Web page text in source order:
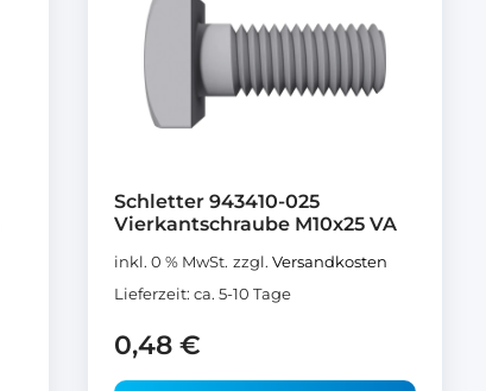
Schletter 943410-025
Vierkantschraube M10x25 VA
inkl. 0 % MwSt. zzgl. Versandkosten
Lieferzeit: ca. 5-10 Tage
0,48 €